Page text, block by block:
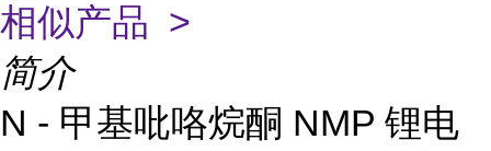
相似产品 >
简介
N - 甲基吡咯烷酮 NMP 锂电